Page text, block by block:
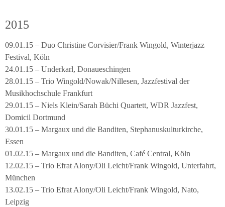
2015
09.01.15 – Duo Christine Corvisier/Frank Wingold, Winterjazz
Festival, Köln
24.01.15 – Underkarl, Donaueschingen
28.01.15 – Trio Wingold/Nowak/Nillesen, Jazzfestival der
Musikhochschule Frankfurt
29.01.15 – Niels Klein/Sarah Büchi Quartett, WDR Jazzfest,
Domicil Dortmund
30.01.15 – Margaux und die Banditen, Stephanuskulturkirche,
Essen
01.02.15 – Margaux und die Banditen, Café Central, Köln
12.02.15 – Trio Efrat Alony/Oli Leicht/Frank Wingold, Unterfahrt,
München
13.02.15 – Trio Efrat Alony/Oli Leicht/Frank Wingold, Nato,
Leipzig